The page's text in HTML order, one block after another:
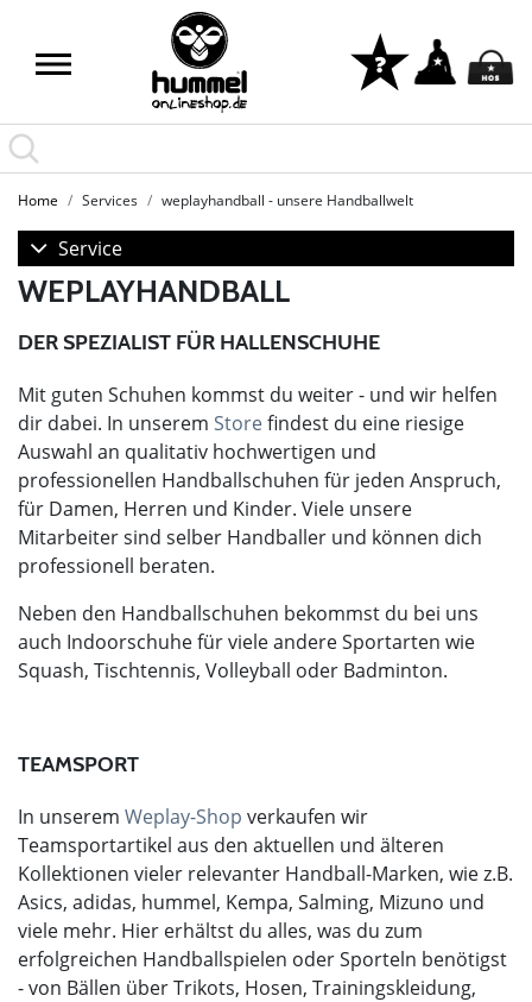
Home Services weplayhandball - unsere Handballwelt
Service
WEPLAYHANDBALL
DER SPEZIALIST FÜR HALLENSCHUHE
Mit guten Schuhen kommst du weiter - und wir helfen
dir dabei. In unserem Storefindest du eine riesige
Auswahl an qualitativ hochwertigen und
professionellen Handballschuhen für jeden Anspruch,
für Damen, Herren und Kinder. Viele unsere
Mitarbeiter sind selber Handballer und können dich
professionell beraten.
Neben den Handballschuhen bekommst du bei uns
auch Indoorschuhe für viele andere Sportarten wie
Squash, Tischtennis, Volleyball oder Badminton.
TEAMSPORT
In unserem Weplay-Shop verkaufen wir
Teamsportartikel aus den aktuellen und älteren
Kollektionen vieler relevanter Handball-Marken, wie z.B.
Asics, adidas, hummel, Kempa, Salming, Mizuno und
viele mehr. Hier erhältst du alles, was du zum
erfolgreichen Handballspielen oder Sporteln benötigst
- von Bällen über Trikots, Hosen, Trainingskleidung,